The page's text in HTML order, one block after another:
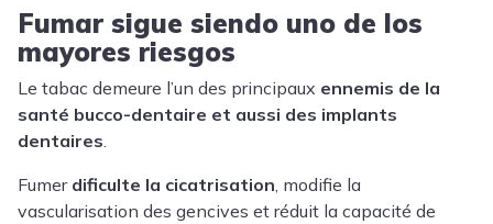
Fumar sigue siendo uno de los
mayores riesgos
Le tabac demeure l’un des principaux ennemis de la
santé bucco-dentaire et aussi des implants
dentaires
Fumer dificulte la cicatrisation , modifie la
vascularisation des gencives et réduit la capacité de